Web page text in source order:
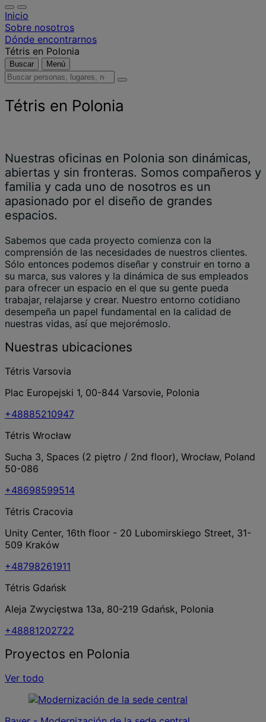
Inicio
Sobre nosotros
Dónde encontrarnos
Tétris en Polonia
Buscar Menú
Buscar
lugares,
noticias
Tétris en Polonia
Nuestras oficinas en Polonia son dinámicas,
abiertas y sin fronteras. Somos compañeros y
familia y cada uno de nosotros es un
apasionado por el diseño de grandes
espacios.
Sabemos que cada proyecto comienza con la
comprensión de las necesidades de nuestros clientes.
Sólo entonces podemos diseñar y construir en torno a
su marca, sus valores y la dinámica de sus empleados
para ofrecer un espacio en el que su gente pueda
trabajar, relajarse y crear. Nuestro entorno cotidiano
desempeña un papel fundamental en la calidad de
nuestras vidas, así que mejorémoslo.
Nuestras ubicaciones
Tétris Varsovia
Plac Europejski 1, 00-844 Varsovie, Polonia
+48885210947
Tétris Wrocław
Sucha 3, Spaces (2 piętro / 2nd floor), Wrocław, Poland
50-086
+48698599514
Tétris Cracovia
Unity Center, 16th floor - 20 Lubomirskiego Street, 31-
509 Kraków
+48798261911
Tétris Gdańsk
Aleja Zwycięstwa 13a, 80-219 Gdańsk, Polonia
+48881202722
Proyectos en Polonia
Ver todo